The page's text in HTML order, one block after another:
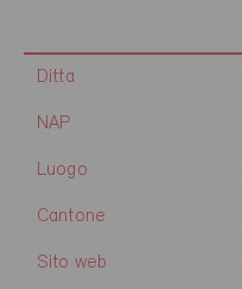
Ditta
NAP
Luogo
Cantone
Sito web